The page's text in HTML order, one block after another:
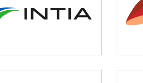
Agricultura y ganadería